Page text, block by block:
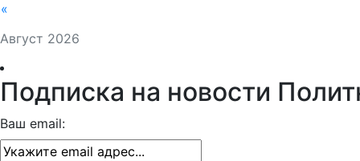
Август 2026
«
Подписка на новости
Ваш email: